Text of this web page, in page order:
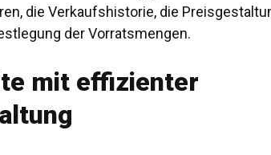
die Verkaufshistorie, die
der Vorratsmengen.
mit effizienter